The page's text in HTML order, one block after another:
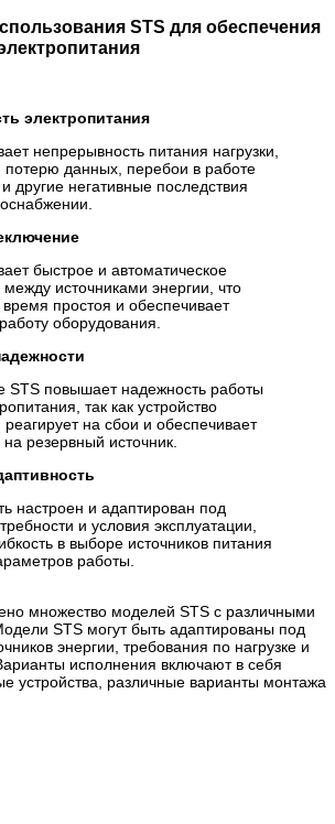
STS для обеспечения
электропитания
непрерывность питания нагрузки,
потерю данных, перебои в работе
другие негативные последствия
быстрое и автоматическое
источниками энергии, что
простоя и обеспечивает
оборудования.
STS повышает надежность работы
так как устройство
реагирует на сбои и обеспечивает
резервный источник.
настроен и адаптирован под
и условия эксплуатации,
в выборе источников питания
работы.
множество моделей STS с различными
STS могут быть адаптированы под
энергии, требования по нагрузке и
исполнения включают в себя
устройства, различные варианты монтажа